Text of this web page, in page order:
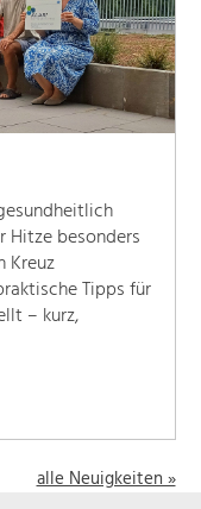
Hitze besonders
Kreuz
Tipps für
– kurz,
alle Neuigkeiten »